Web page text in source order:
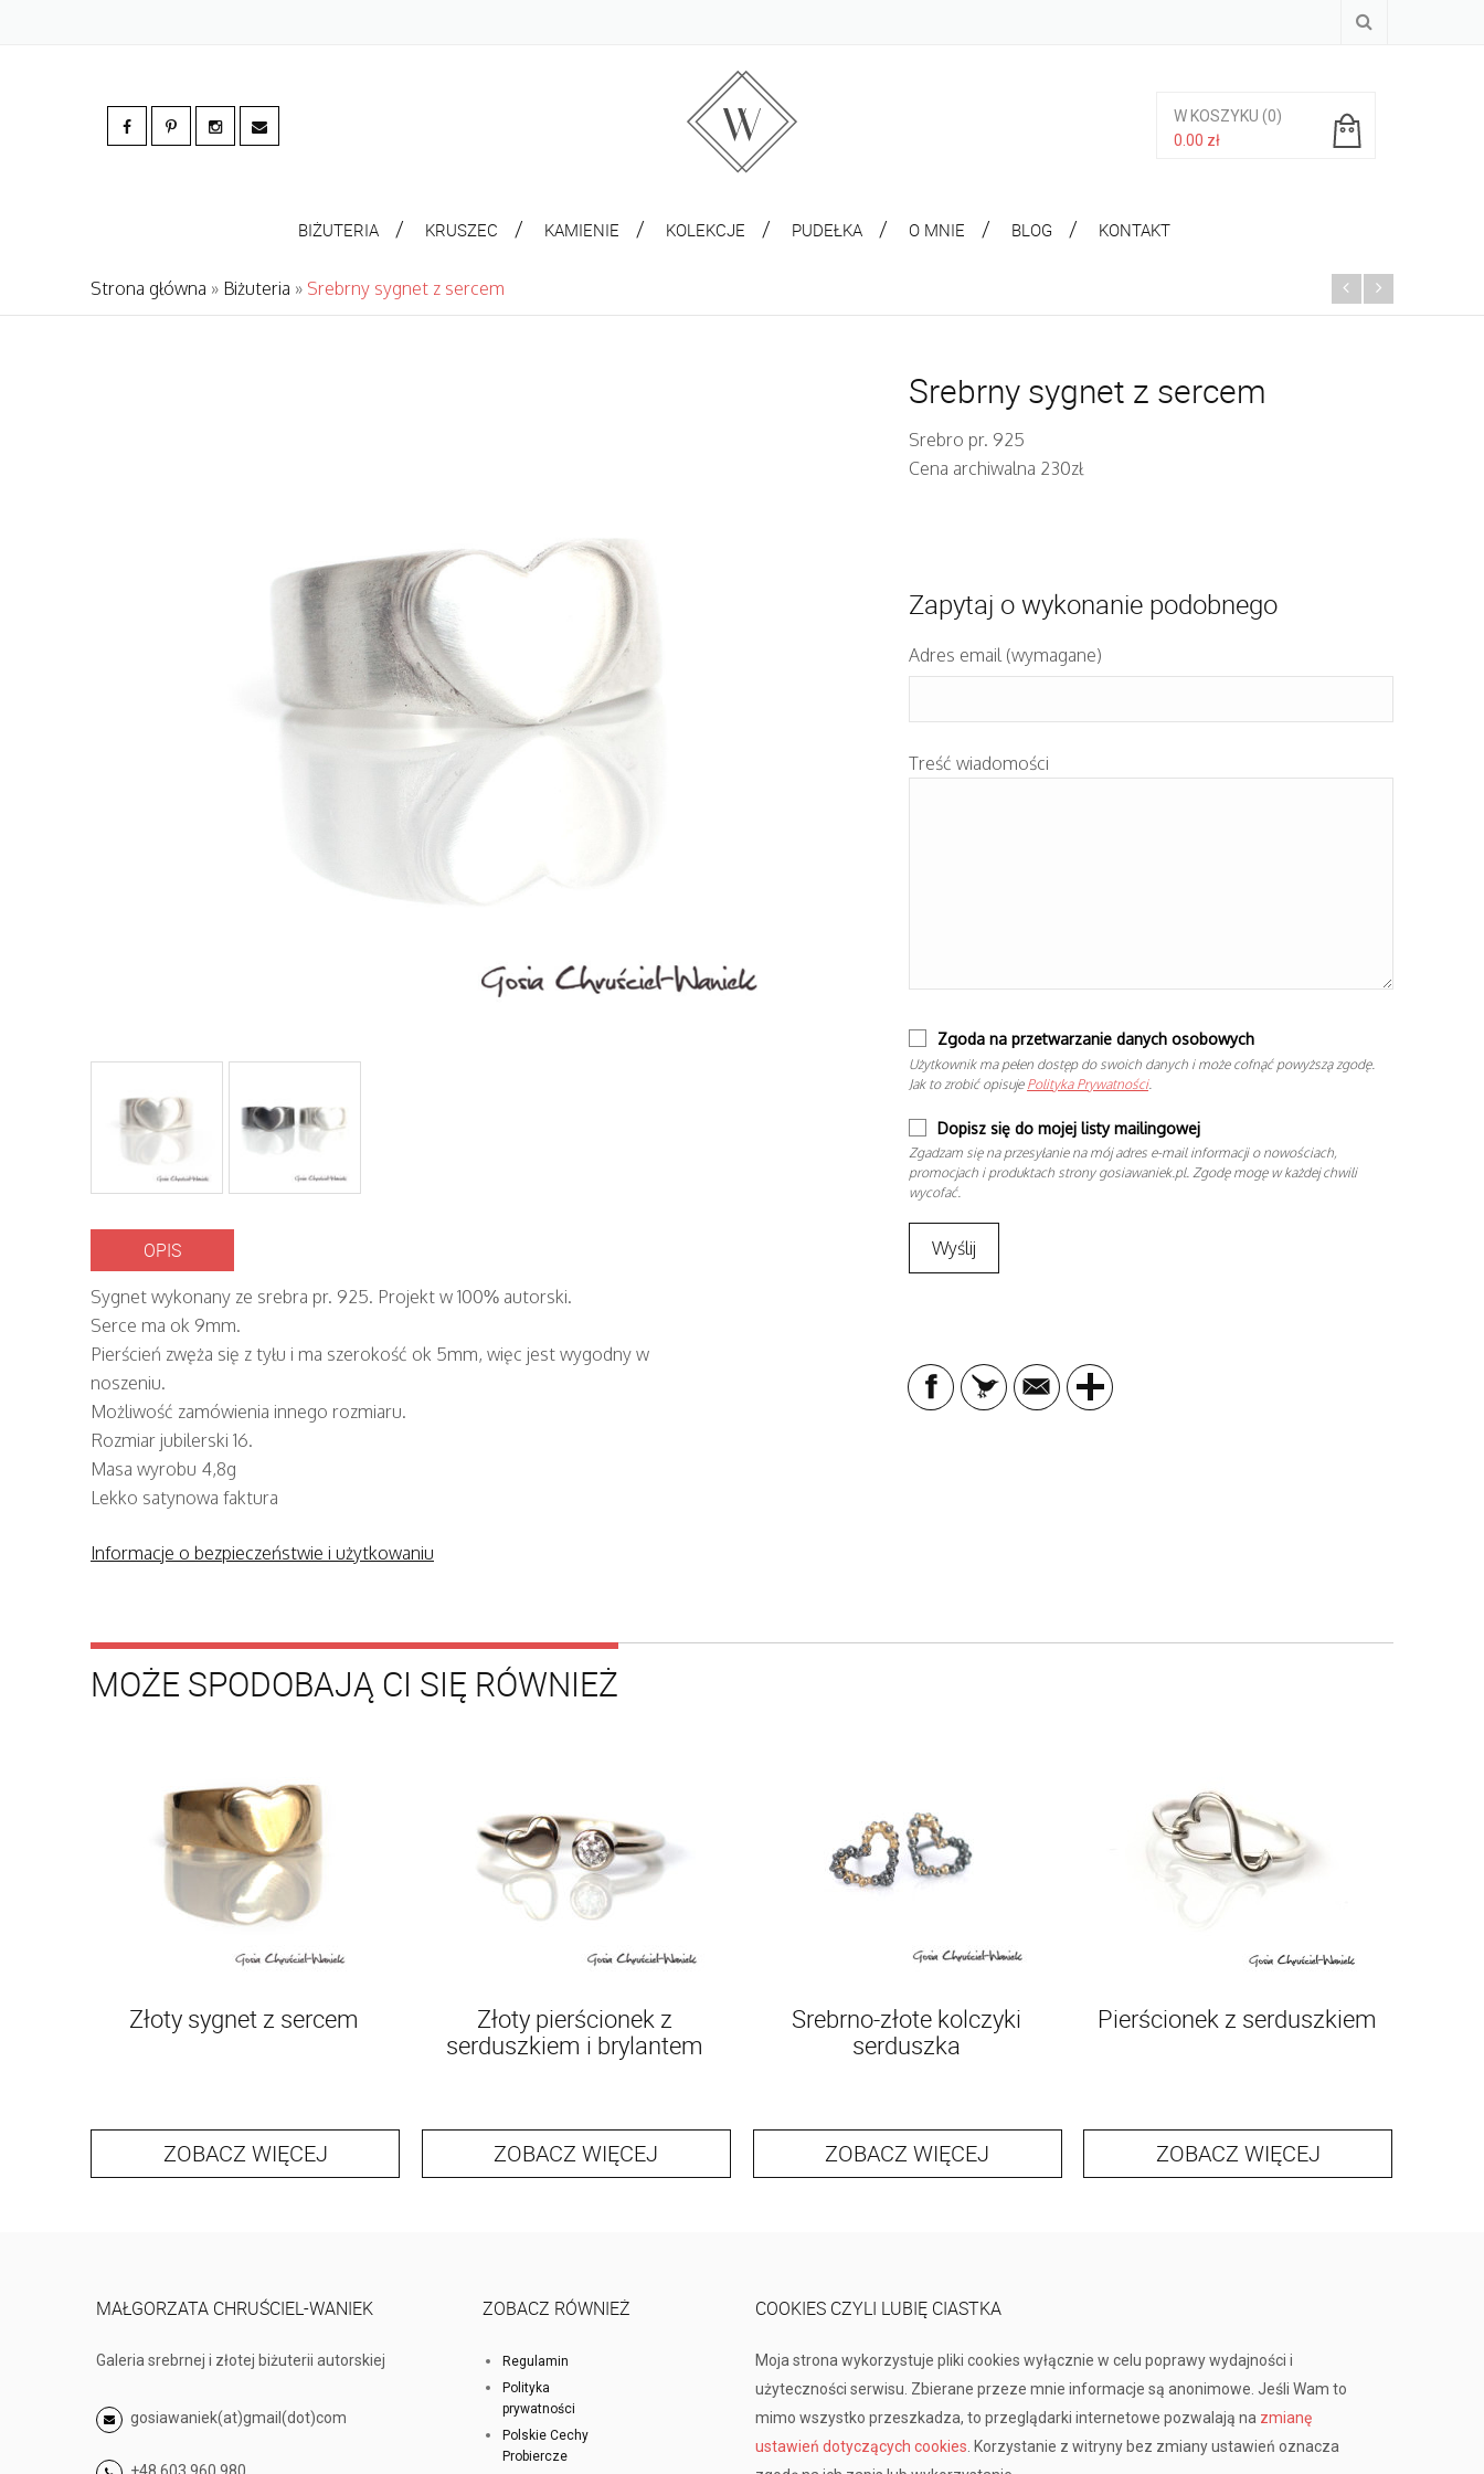
W KOSZYKU (0)
0.00 zł
BIŻUTERIA KRUSZEC KAMIENIE KOLEKCJE PUDEŁKA O MNIE BLOG KONTAKT
Strona główna » Biżuteria » Srebrny sygnet z sercem
OPIS
Sygnet wykonany ze srebra pr. 925. Projekt w 100% autorski.
Serce ma ok 9mm.
Pierścień zwęża się z tyłu i ma szerokość ok 5mm, więc jest wygodny w
noszeniu.
Możliwość zamówienia innego rozmiaru.
Rozmiar jubilerski 16.
Masa wyrobu 4,8g
Lekko satynowa faktura
Informacje o bezpieczeństwie i użytkowaniu
Srebrny sygnet z sercem
Srebro pr. 925
Cena archiwalna 230zł
Zapytaj o wykonanie podobnego
Adres email (wymagane)
Treść wiadomości
Zgoda na przetwarzanie danych osobowych
Użytkownik ma pełen dostęp do swoich danych i może cofnąć powyższą zgodę.
Jak to zrobić opisuje Polityka Prywatności.
Dopisz się do mojej listy mailingowej
Zgadzam się na przesyłanie na mój adres e-mail informacji o nowościach,
promocjach i produktach strony gosiawaniek.pl. Zgodę mogę w każdej chwili
wycofać.
MOŻE SPODOBAJĄ CI SIĘ RÓWNIEŻ
Złoty sygnet z sercem
ZOBACZ WIĘCEJ
Złoty pierścionek z
serduszkiem i brylantem
ZOBACZ WIĘCEJ
Srebrno-złote kolczyki
serduszka
ZOBACZ WIĘCEJ
Pierścionek z serduszkiem
ZOBACZ WIĘCEJ
MAŁGORZATA CHRUŚCIEL-WANIEK
Galeria srebrnej i złotej biżuterii autorskiej
gosiawaniek(at)gmail(dot)com
ZOBACZ RÓWNIEŻ
Regulamin
Polityka
prywatności
Polskie Cechy
Probiercze
COOKIES CZYLI LUBIĘ CIASTKA
Moja strona wykorzystuje pliki cookies wyłącznie w celu poprawy wydajności i
użyteczności serwisu. Zbierane przeze mnie informacje są anonimowe. Jeśli Wam to
mimo wszystko przeszkadza, to przeglądarki internetowe pozwalają na zmianę
ustawień dotyczących cookies . Korzystanie z witryny bez zmiany ustawień oznacza